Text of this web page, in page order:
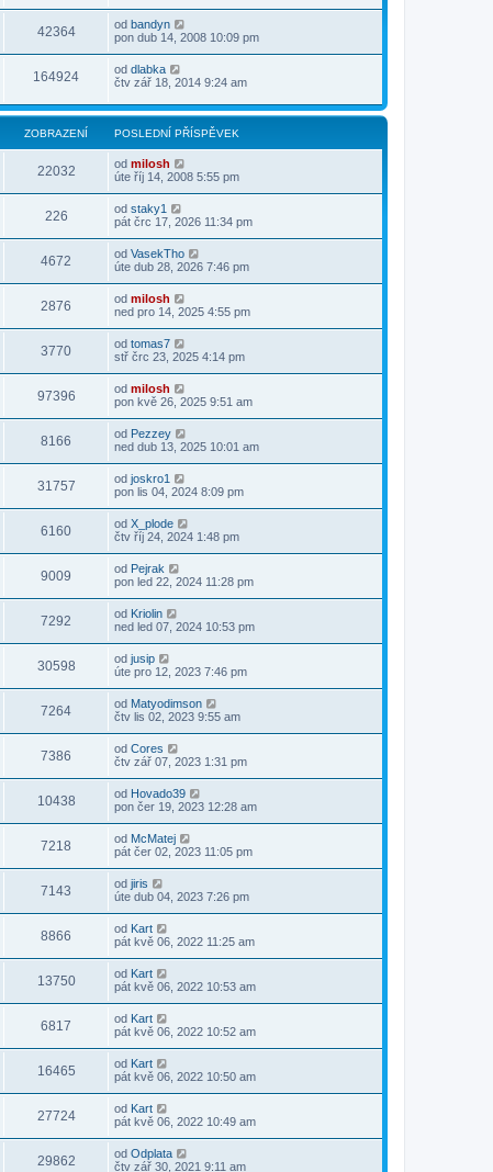
42364 od bandyn
pon dub 14, 2008 10:09 pm
164924 od dlabka
čtv zář 18, 2014 9:24 am
ZOBRAZENÍ POSLEDNÍ PŘÍSPĚVEK
22032 od milosh
úte říj 14, 2008 5:55 pm
226 od staky1
pát črc 17, 2026 11:34 pm
4672 od VasekTho
úte dub 28, 2026 7:46 pm
2876 od milosh
ned pro 14, 2025 4:55 pm
3770 od tomas7
stř črc 23, 2025 4:14 pm
97396 od milosh
pon kvě 26, 2025 9:51 am
8166 od Pezzey
ned dub 13, 2025 10:01 am
31757 od joskro1
pon lis 04, 2024 8:09 pm
6160 od X_plode
čtv říj 24, 2024 1:48 pm
9009 od Pejrak
pon led 22, 2024 11:28 pm
7292 od Kriolin
ned led 07, 2024 10:53 pm
30598 od jusip
úte pro 12, 2023 7:46 pm
7264 od Matyodimson
čtv lis 02, 2023 9:55 am
7386 od Cores
čtv zář 07, 2023 1:31 pm
10438 od Hovado39
pon čer 19, 2023 12:28 am
7218 od McMatej
pát čer 02, 2023 11:05 pm
7143 od jiris
úte dub 04, 2023 7:26 pm
8866 od Kart
pát kvě 06, 2022 11:25 am
13750 od Kart
pát kvě 06, 2022 10:53 am
6817 od Kart
pát kvě 06, 2022 10:52 am
16465 od Kart
pát kvě 06, 2022 10:50 am
27724 od Kart
pát kvě 06, 2022 10:49 am
29862 od Odplata
čtv zář 30, 2021 9:11 am